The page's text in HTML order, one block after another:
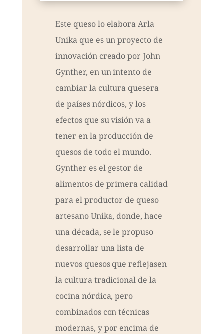
Este queso lo elabora Arla
Unika que es un proyecto de
innovación creado por John
Gynther, en un intento de
cambiar la cultura quesera
de países nórdicos, y los
efectos que su visión va a
tener en la producción de
quesos de todo el mundo.
Gynther es el gestor de
alimentos de primera calidad
para el productor de queso
artesano Unika, donde, hace
una década, se le propuso
desarrollar una lista de
nuevos quesos que reflejasen
la cultura tradicional de la
cocina nórdica, pero
combinados con técnicas
modernas, y por encima de